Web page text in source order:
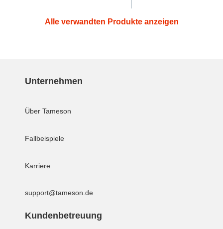
Alle verwandten Produkte anzeigen
Unternehmen
Über Tameson
Fallbeispiele
Karriere
support@tameson.de
Kundenbetreuung